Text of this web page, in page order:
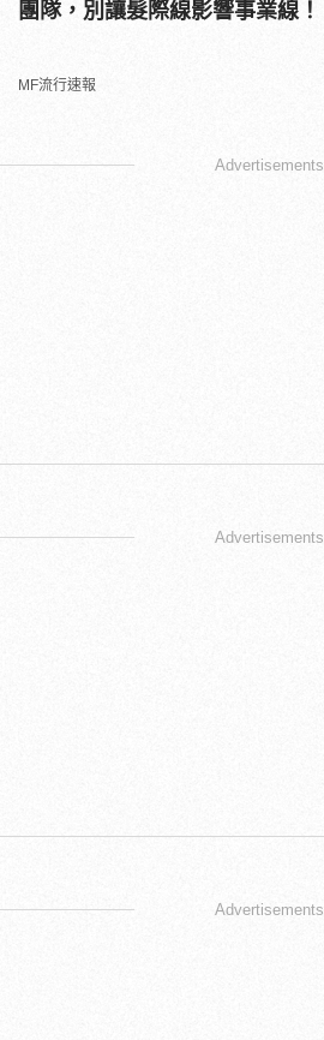
團隊，別讓髮際線影響事業線！
MF流行速報
Advertisements
Advertisements
Advertisements